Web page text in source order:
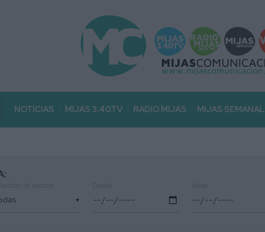
NOTICIAS MIJAS 3.40TV RADIO MIJAS MIJAS SEMANAL
▼